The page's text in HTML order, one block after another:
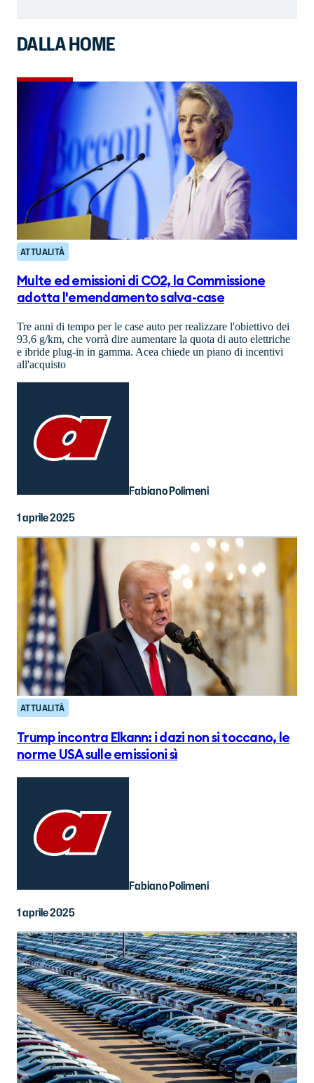
DALLA HOME
ATTUALITÀ
Multe ed emissioni di CO2, la Commissione
adotta l'emendamento salva-case
Tre anni di tempo per le case auto per realizzare l'obiettivo dei
93,6 g/km, che vorrà dire aumentare la quota di auto elettriche
e ibride plug-in in gamma. Acea chiede un piano di incentivi
all'acquisto
Fabiano Polimeni
1 aprile 2025
ATTUALITÀ
Trump incontra Elkann: i dazi non si toccano, le
norme USA sulle emissioni sì
Fabiano Polimeni
1 aprile 2025